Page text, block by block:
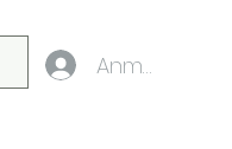
Anmelden